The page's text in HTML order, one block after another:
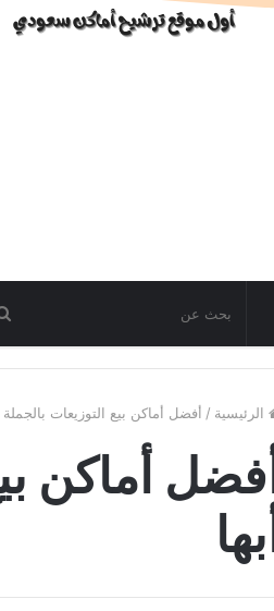
الرئيسية / أفضل أماكن بيع التوزيعات
أفضل أماكن
أبها